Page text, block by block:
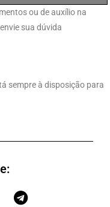
ou de auxílio na
sua dúvida
sempre à disposição para